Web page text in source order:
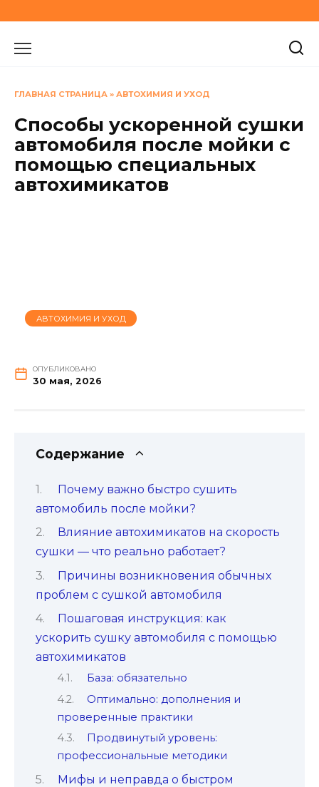
к
содержанию
ГЛАВНАЯ СТРАНИЦА » АВТОХИМИЯ И УХОД
Способы ускоренной сушки
автомобиля после мойки с
помощью специальных
автохимикатов
АВТОХИМИЯ И УХОД
ОПУБЛИКОВАНО
30 мая, 2026
Содержание
Почему важно быстро сушить
автомобиль после мойки?
Влияние автохимикатов на скорость
сушки — что реально работает?
Причины возникновения обычных
проблем с сушкой автомобиля
Пошаговая инструкция: как
ускорить сушку автомобиля с помощью
автохимикатов
База: обязательно
Оптимально: дополнения и
проверенные практики
Продвинутый уровень:
профессиональные методики
Мифы и неправда о быстром